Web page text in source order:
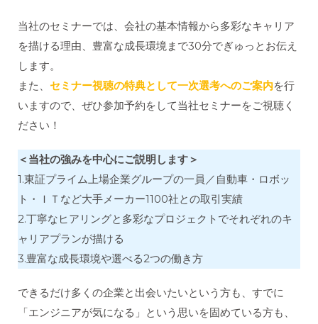
当社のセミナーでは、会社の基本情報から多彩なキャリア
を描ける理由、豊富な成長環境まで30分でぎゅっとお伝え
します。
また、 セミナー視聴の特典として一次選考へのご案内を行
いますので、ぜひ参加予約をして当社セミナーをご視聴く
ださい！
＜当社の強みを中心にご説明します＞
1.東証プライム上場企業グループの一員／自動車・ロボッ
ト・ＩＴなど大手メーカー1100社との取引実績
2.丁寧なヒアリングと多彩なプロジェクトでそれぞれのキ
ャリアプランが描ける
3.豊富な成長環境や選べる2つの働き方
できるだけ多くの企業と出会いたいという方も、すでに
「エンジニアが気になる」という思いを固めている方も、